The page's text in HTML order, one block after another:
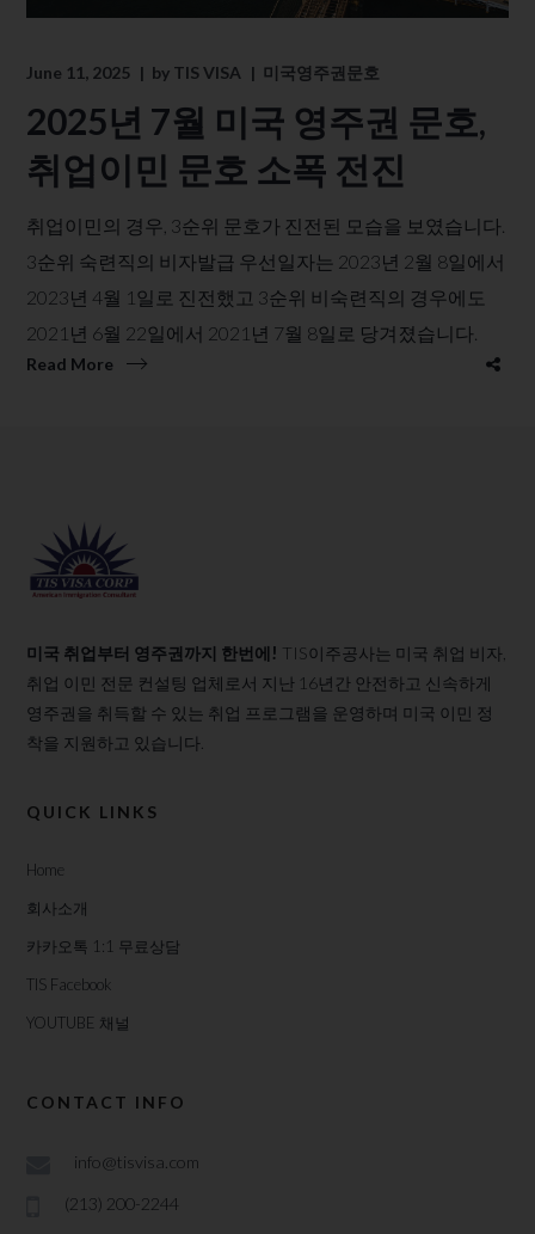
June 11, 2025 by TIS VISA 미국영주권문호
2025년 7월 미국 영주권 문호,
취업이민 문호 소폭 전진
취업이민의 경우, 3순위 문호가 진전된 모습을 보였습니다.
3순위 숙련직의 비자발급 우선일자는 2023년 2월 8일에서
2023년 4월 1일로 진전했고 3순위 비숙련직의 경우에도
2021년 6월 22일에서 2021년 7월 8일로 당겨졌습니다.
Read More
미국 취업부터 영주권까지 한번에! TIS이주공사는 미국 취업 비자,
취업 이민 전문 컨설팅 업체로서 지난 16년간 안전하고 신속하게
영주권을 취득할 수 있는 취업 프로그램을 운영하며 미국 이민 정
착을 지원하고 있습니다.
QUICK LINKS
Home
회사소개
카카오톡 1:1 무료상담
TIS Facebook
YOUTUBE 채널
CONTACT INFO
info@tisvisa.com
(213) 200-2244